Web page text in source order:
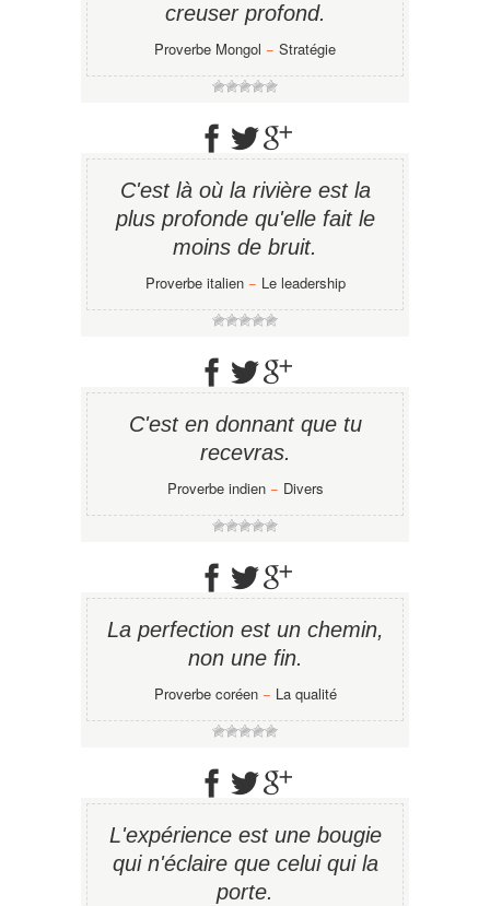
creuser profond.
Proverbe Mongol − Stratégie
C'est là où la rivière est la
plus profonde qu'elle fait le
moins de bruit.
Proverbe italien− Le leadership
C'est en donnant que tu
recevras.
Proverbe indien− Divers
La perfection est un chemin,
non une fin.
Proverbe coréen− La qualité
L'expérience est une bougie
qui n'éclaire que celui qui la
porte.